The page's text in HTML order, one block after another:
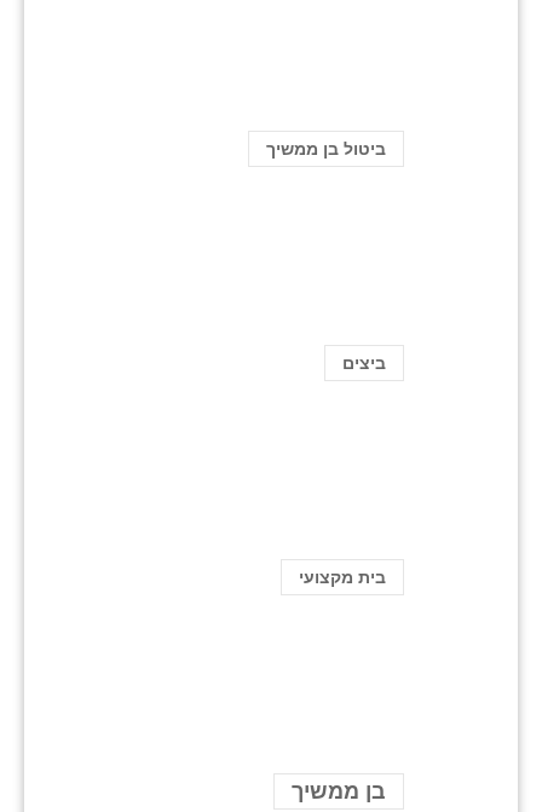
ביטול בן ממשיך
ביצים
בית מקצועי
בן ממשיך